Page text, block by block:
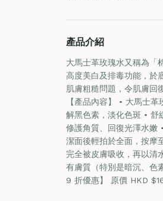
產品介紹
大馬士革玫瑰水又稱為「
高度美白及排毒功能，於
肌膚粗糙問題，令肌膚回
【產品內容】 • 大馬士
解黑色素，淡化色斑 • 舒
修護角質、回復光澤水嫩
潔面後輕拍於全面，按摩
完全被皮膚吸收，再以清
有膚質（特別是暗沉、色
9 折優惠】 原價 HKD